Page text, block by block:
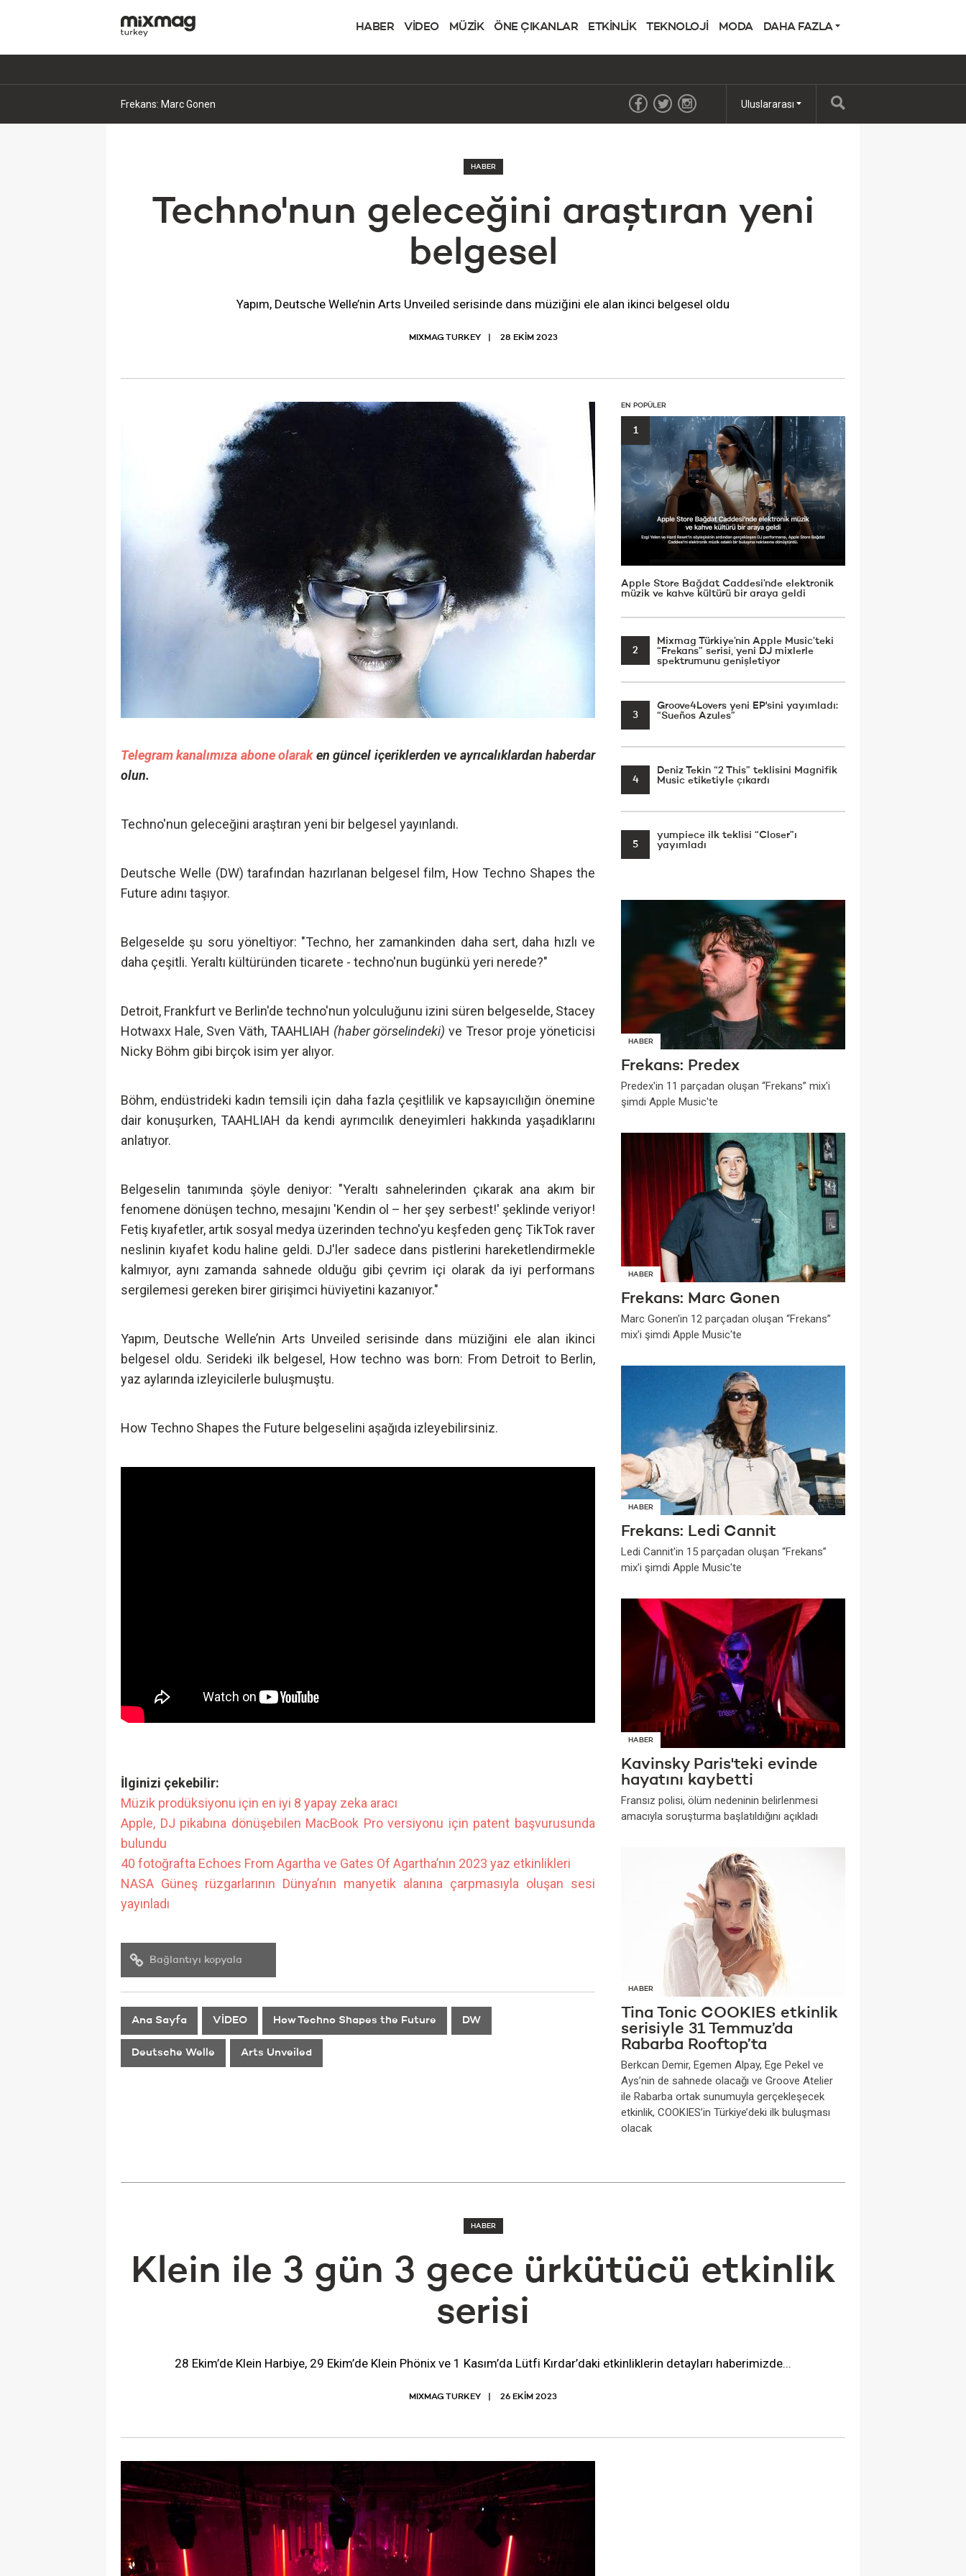
HABER VİDEO MÜZİK ÖNE ÇIKANLAR ETKİNLİK TEKNOLOJİ MODA DAHA FAZLA
Frekans: Marc Gonen Uluslararası
HABER
Techno'nun geleceğini araştıran yeni
belgesel
Yapım, Deutsche Welle’nin Arts Unveiled serisinde dans müziğini ele alan ikinci belgesel oldu
MIXMAG TURKEY 28 EKIM 2023
Telegram kanalımıza abone olaraken güncel içeriklerden ve ayrıcalıklardan haberdar
olun.
Techno'nun geleceğini araştıran yeni bir belgesel yayınlandı.
Deutsche Welle (DW) tarafından hazırlanan belgesel film, How Techno Shapes the
Future adını taşıyor.
Belgeselde şu soru yöneltiyor: "Techno, her zamankinden daha sert, daha hızlı ve
daha çeşitli. Yeraltı kültüründen ticarete - techno'nun bugünkü yeri nerede?"
Detroit, Frankfurt ve Berlin'de techno'nun yolculuğunu izini süren belgeselde, Stacey
Hotwaxx Hale, Sven Väth, TAAHLIAH (haber görselindeki) ve Tresor proje yöneticisi
Nicky Böhm gibi birçok isim yer alıyor.
Böhm, endüstrideki kadın temsili için daha fazla çeşitlilik ve kapsayıcılığın önemine
dair konuşurken, TAAHLIAH da kendi ayrımcılık deneyimleri hakkında yaşadıklarını
anlatıyor.
Belgeselin tanımında şöyle deniyor: "Yeraltı sahnelerinden çıkarak ana akım bir
fenomene dönüşen techno, mesajını 'Kendin ol – her şey serbest!' şeklinde veriyor!
Fetiş kıyafetler, artık sosyal medya üzerinden techno'yu keşfeden genç TikTok raver
neslinin kıyafet kodu haline geldi. DJ'ler sadece dans pistlerini hareketlendirmekle
kalmıyor, aynı zamanda sahnede olduğu gibi çevrim içi olarak da iyi performans
sergilemesi gereken birer girişimci hüviyetini kazanıyor."
Yapım, Deutsche Welle’nin Arts Unveiled serisinde dans müziğini ele alan ikinci
belgesel oldu. Serideki ilk belgesel, How techno was born: From Detroit to Berlin,
yaz aylarında izleyicilerle buluşmuştu.
How Techno Shapes the Future belgeselini aşağıda izleyebilirsiniz.
İlginizi çekebilir:
Müzik prodüksiyonu için en iyi 8 yapay zeka aracı
Apple, DJ pikabına dönüşebilen MacBook Pro versiyonu için patent başvurusunda
bulundu
40 fotoğrafta Echoes From Agartha ve Gates Of Agartha’nın 2023 yaz etkinlikleri
NASA Güneş rüzgarlarının Dünya’nın manyetik alanına çarpmasıyla oluşan sesi
yayınladı
Bağlantıyı kopyala
Ana Sayfa VİDEO How Techno Shapes the Future DW
Deutsche Welle Arts Unveiled
EN POPÜLER
1
Apple Store Bağdat Caddesi’nde elektronik
müzik ve kahve kültürü bir araya geldi
2
Mixmag Türkiye’nin Apple Music’teki
“Frekans” serisi, yeni DJ mixlerle
spektrumunu genişletiyor
3
Groove4Lovers yeni EP'sini yayımladı:
“Sueños Azules”
4
Deniz Tekin “2 This” teklisini Magnifik
Music etiketiyle çıkardı
5
yumpiece ilk teklisi “Closer”ı
yayımladı
HABER
Frekans: Predex
Predex'in 11 parçadan oluşan “Frekans” mix'i
şimdi Apple Music'te
HABER
Frekans: Marc Gonen
Marc Gonen'in 12 parçadan oluşan “Frekans”
mix'i şimdi Apple Music'te
HABER
Frekans: Ledi Cannit
Ledi Cannit'in 15 parçadan oluşan “Frekans”
mix'i şimdi Apple Music'te
HABER
Kavinsky Paris'teki evinde
hayatını kaybetti
Fransız polisi, ölüm nedeninin belirlenmesi
amacıyla soruşturma başlatıldığını açıkladı
HABER
Tina Tonic COOKIES etkinlik
serisiyle 31 Temmuz’da
Rabarba Rooftop’ta
Berkcan Demir, Egemen Alpay, Ege Pekel ve
Ays’nin de sahnede olacağı ve Groove Atelier
ile Rabarba ortak sunumuyla gerçekleşecek
etkinlik, COOKIES’in Türkiye’deki ilk buluşması
olacak
HABER
Klein ile 3 gün 3 gece ürkütücü etkinlik
serisi
28 Ekim’de Klein Harbiye, 29 Ekim’de Klein Phönix ve 1 Kasım’da Lütfi Kırdar’daki etkinliklerin detayları haberimizde...
MIXMAG TURKEY 26 EKIM 2023